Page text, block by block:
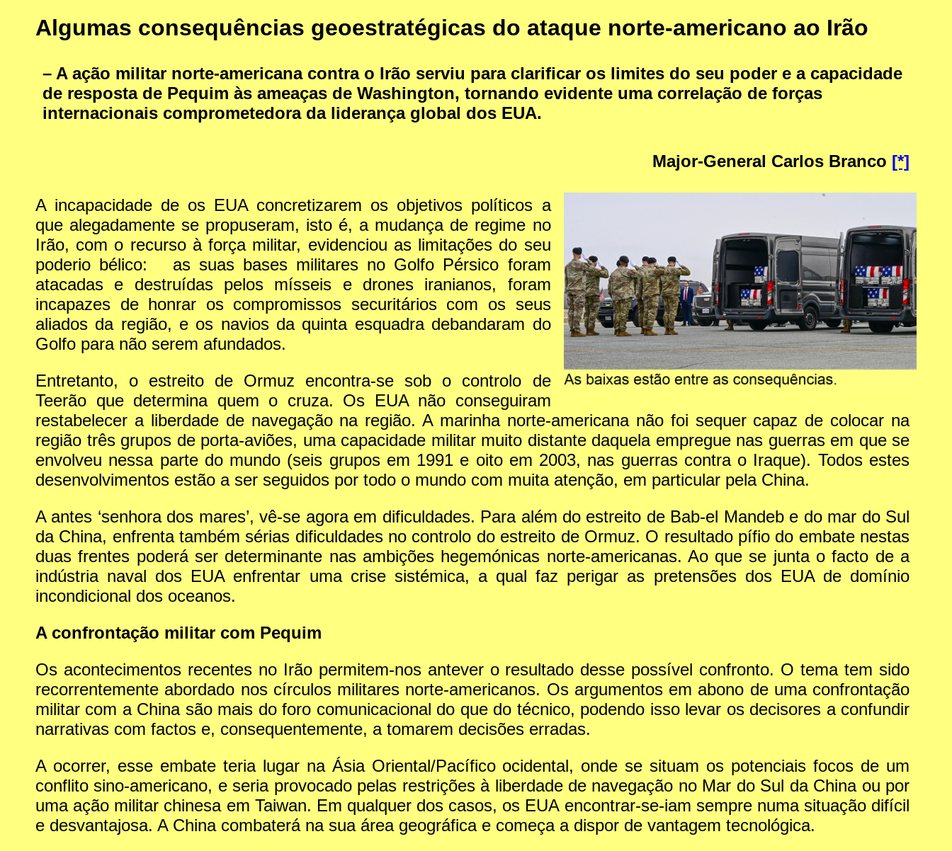
Algumas consequências geoestratégicas do ataque norte-americano ao Irão
– A ação militar norte-americana contra o Irão serviu para clarificar os limites do seu poder e a capacidade
de resposta de Pequim às ameaças de Washington, tornando evidente uma correlação de forças
internacionais comprometedora da liderança global dos EUA.
Major-General Carlos Branco [*]
A incapacidade de os EUA concretizarem os objetivos políticos a
que alegadamente se propuseram, isto é, a mudança de regime no
Irão, com o recurso à força militar, evidenciou as limitações do seu
poderio bélico: as suas bases militares no Golfo Pérsico foram
atacadas e destruídas pelos mísseis e drones iranianos, foram
incapazes de honrar os compromissos securitários com os seus
aliados da região, e os navios da quinta esquadra debandaram do
Golfo para não serem afundados.
Entretanto, o estreito de Ormuz encontra-se sob o controlo de
Teerão que determina quem o cruza. Os EUA não conseguiram
restabelecer a liberdade de navegação na região. A marinha norte-americana não foi sequer capaz de colocar na
região três grupos de porta-aviões, uma capacidade militar muito distante daquela empregue nas guerras em que se
envolveu nessa parte do mundo (seis grupos em 1991 e oito em 2003, nas guerras contra o Iraque). Todos estes
desenvolvimentos estão a ser seguidos por todo o mundo com muita atenção, em particular pela China.
A antes ‘senhora dos mares’, vê-se agora em dificuldades. Para além do estreito de Bab-el Mandeb e do mar do Sul
da China, enfrenta também sérias dificuldades no controlo do estreito de Ormuz. O resultado pífio do embate nestas
duas frentes poderá ser determinante nas ambições hegemónicas norte-americanas. Ao que se junta o facto de a
indústria naval dos EUA enfrentar uma crise sistémica, a qual faz perigar as pretensões dos EUA de domínio
incondicional dos oceanos.
A confrontação militar com Pequim
Os acontecimentos recentes no Irão permitem-nos antever o resultado desse possível confronto. O tema tem sido
recorrentemente abordado nos círculos militares norte-americanos. Os argumentos em abono de uma confrontação
militar com a China são mais do foro comunicacional do que do técnico, podendo isso levar os decisores a confundir
narrativas com factos e, consequentemente, a tomarem decisões erradas.
A ocorrer, esse embate teria lugar na Ásia Oriental/Pacífico ocidental, onde se situam os potenciais focos de um
conflito sino-americano, e seria provocado pelas restrições à liberdade de navegação no Mar do Sul da China ou por
uma ação militar chinesa em Taiwan. Em qualquer dos casos, os EUA encontrar-se-iam sempre numa situação difícil
e desvantajosa. A China combaterá na sua área geográfica e começa a dispor de vantagem tecnológica.